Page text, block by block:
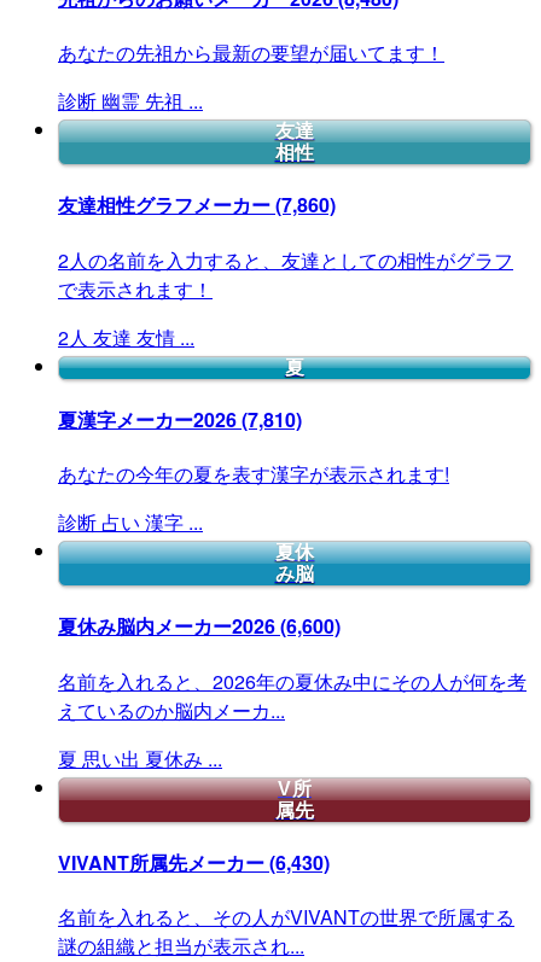
あなたの先祖から最新の要望が届いてます！
診断 幽霊 先祖 ...
友達
相性
友達相性グラフメーカー(7,860)
2人の名前を入力すると、友達としての相性がグラフ
で表示されます！
2人 友達 友情 ...
夏
夏漢字メーカー2026(7,810)
あなたの今年の夏を表す漢字が表示されます!
診断 占い 漢字 ...
夏休
み脳
夏休み脳内メーカー2026(6,600)
名前を入れると、2026年の夏休み中にその人が何を考
えているのか脳内メーカ...
夏 思い出 夏休み ...
V所
属先
VIVANT所属先メーカー(6,430)
名前を入れると、その人がVIVANTの世界で所属する
謎の組織と担当が表示され...